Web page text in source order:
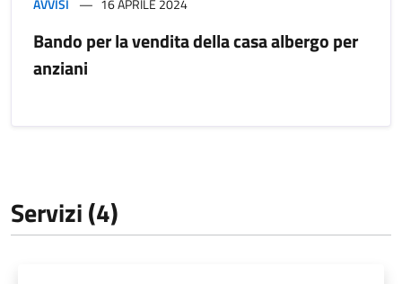
AVVISI 16 APRILE 2024
Bando per la vendita della casa albergo per
anziani
Servizi (4)